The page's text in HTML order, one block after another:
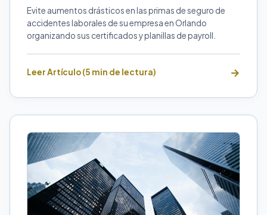
Evite aumentos drásticos en las primas de seguro de
accidentes laborales de su empresa en Orlando
organizando sus certificados y planillas de payroll.
Leer Artículo (5 min de lectura)